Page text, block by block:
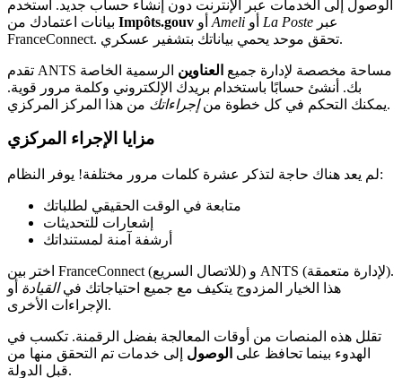
الوصول إلى الخدمات عبر الإنترنت دون إنشاء حساب جديد. استخدم
Impôts.gouv Ameli La Poste
FranceConnect. تحقق موحد يحمي بياناتك بتشفير عسكري.
تقدم ANTS مساحة مخصصة لإدارة جميع العناوين الرسمية الخاصة
بك. أنشئ حسابًا باستخدام بريدك الإلكتروني وكلمة مرور قوية.
يمكنك التحكم في كل خطوة منإجراءاتك من هذا المركز المركزي.
مزايا الإجراء المركزي
لم يعد هناك حاجة لتذكر عشرة كلمات مرور مختلفة! يوفر النظام:
متابعة في الوقت الحقيقي لطلباتك
إشعارات للتحديثات
أرشفة آمنة لمستنداتك
اختر بين FranceConnect (للاتصال السريع) و ANTS (لإدارة متعمقة).
هذا الخيار المزدوج يتكيف مع جميع احتياجاتك فيالقيادة أو
الإجراءات الأخرى.
تقلل هذه المنصات من أوقات المعالجة بفضل الرقمنة. تكسب في
الهدوء بينما تحافظ على الوصول إلى خدمات تم التحقق منها من
قبل الدولة.